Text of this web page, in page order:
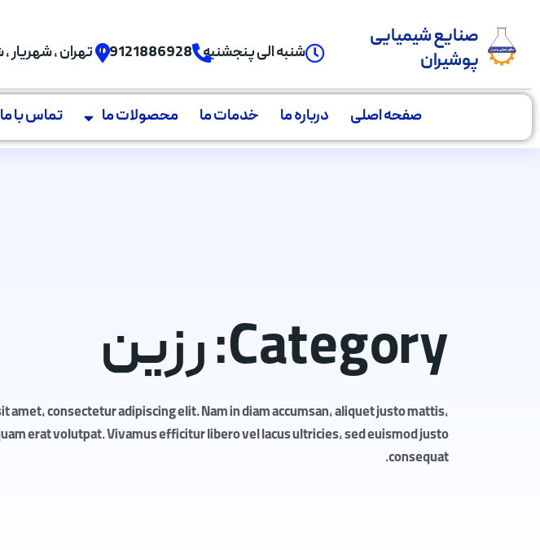
صنایع شیمیایی
پوشیران
شنبه الی پنجشنبه 09121886928 تهران , شهریار
صفحه اصلی درباره ما خدمات ما محصولات ما تماس با ما
Category: رزین
amet, consectetur adipiscing elit. Nam in diam accumsan, aliquet justo mattis,
erat volutpat. Vivamus efficitur libero vel lacus ultricies, sed euismod justo
consequat.